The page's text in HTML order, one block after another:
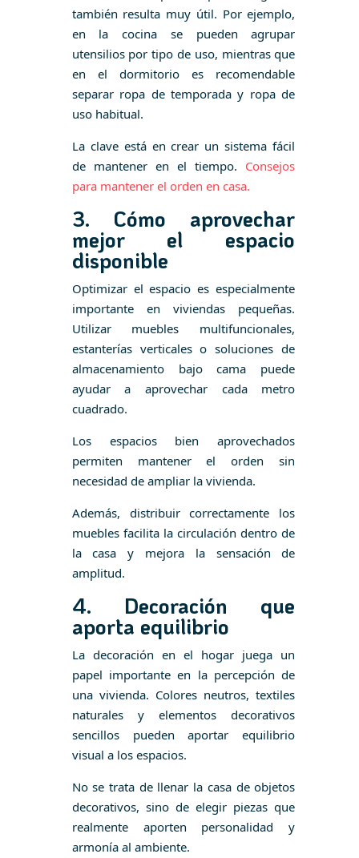
también resulta muy útil. Por ejemplo,
en la cocina se pueden agrupar
utensilios por tipo de uso, mientras que
en el dormitorio es recomendable
separar ropa de temporada y ropa de
uso habitual.
La clave está en crear un sistema fácil
de mantener en el tiempo. Consejos
para mantener el orden en casa.
3. Cómo aprovechar
mejor el espacio
disponible
Optimizar el espacio es especialmente
importante en viviendas pequeñas.
Utilizar muebles multifuncionales,
estanterías verticales o soluciones de
almacenamiento bajo cama puede
ayudar a aprovechar cada metro
cuadrado.
Los espacios bien aprovechados
permiten mantener el orden sin
necesidad de ampliar la vivienda.
Además, distribuir correctamente los
muebles facilita la circulación dentro de
la casa y mejora la sensación de
amplitud.
4. Decoración que
aporta equilibrio
La decoración en el hogar juega un
papel importante en la percepción de
una vivienda. Colores neutros, textiles
naturales y elementos decorativos
sencillos pueden aportar equilibrio
visual a los espacios.
No se trata de llenar la casa de objetos
decorativos, sino de elegir piezas que
realmente aporten personalidad y
armonía al ambiente.